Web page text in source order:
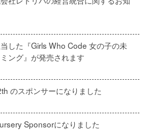
した『Girls Who Code 女の子の未
ング』が発売されます
のスポンサーになりました
Sponsorになりました